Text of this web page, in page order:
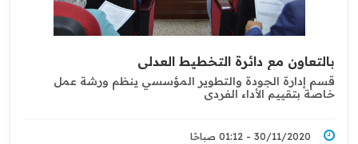
بالتعاون مع دائرة التخطيط العدلي
قسم إدارة الجودة والتطوير المؤسسي ينظم ورشة عمل
خاصة بتقييم الأداء الفردي ‏
30/11/2020 - 01:12 صباحًا